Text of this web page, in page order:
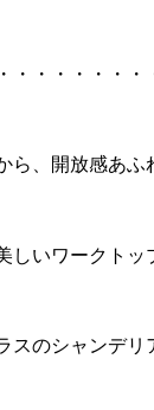
・・・・・・
、開放感あふ
しいワークトッ
スのシャンデリ